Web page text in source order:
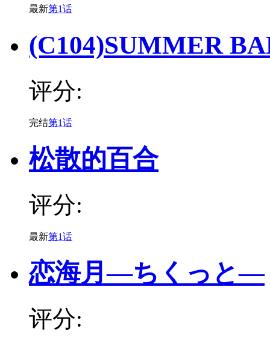
最新第1话
(C104)SUMMER
评分:
完结第1话
松散的百合
评分:
最新第1话
恋海月―ちくっと―
评分: